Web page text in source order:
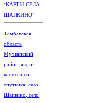
"КАРТЫ СЕЛА
ШАПКИНО"
Тамбовская
область
Мучкапский
район вид из
космоса со
спутника: село
Шапкино, село